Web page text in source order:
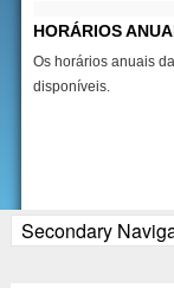
HORÁRIOS
Os horários anuais
disponíveis.